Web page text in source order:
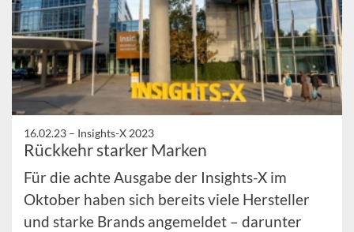
16.02.23 – Insights-X 2023
Rückkehr starker Marken
Für die achte Ausgabe der Insights-X im
Oktober haben sich bereits viele Hersteller
und starke Brands angemeldet – darunter